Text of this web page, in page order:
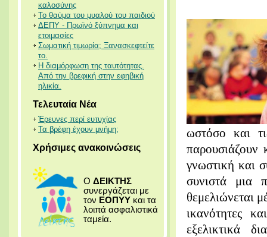
καλοσύνης
Το θαύμα του μυαλού του παιδιού
ΔΕΠΥ - Πρωϊνό ξύπνημα και
ετοιμασίες
Σωματική τιμωρία; Ξανασκεφτείτε
το.
Η διαμόρφωση της ταυτότητας.
Από την βρεφική στην εφηβική
ηλικία.
Τελευταία Νέα
Έρευνες περί ευτυχίας
Τα βρέφη έχουν μνήμη;
Χρήσιμες ανακοινώσεις
Ο ΔΕΙΚΤΗΣ
συνεργάζεται με
τον ΕΟΠΥΥ και τα
λοιπά ασφαλιστικά
ταμεία.
ωστόσο και
παρουσιάζουν
γνωστική και
συνιστά μια
θεμελιώνεται
ικανότητες
εξελικτικά